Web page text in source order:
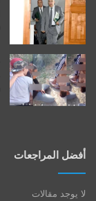
أفضل المراجعات
لا يوجد مقالات